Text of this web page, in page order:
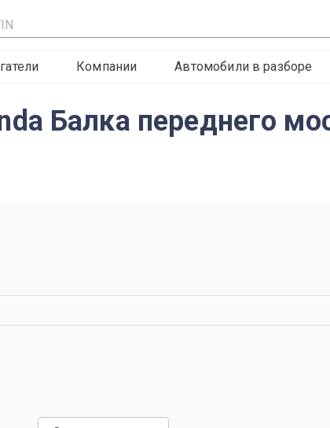
Компании Автомобили в разборе
Балка переднего